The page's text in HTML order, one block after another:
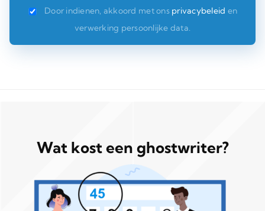
Door indienen, akkoord met ons privacybeleid en
verwerking persoonlijke data.
Wat kost een ghostwriter?